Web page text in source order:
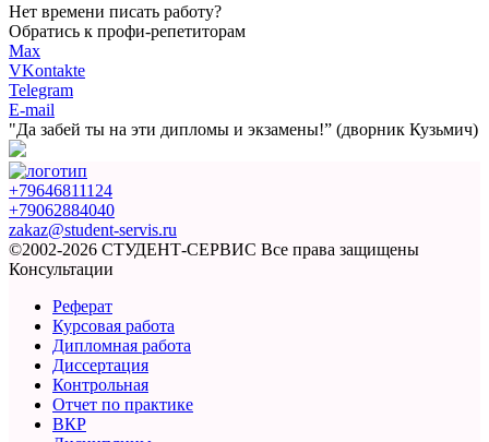
Нет времени писать работу?
Обратись к профи-репетиторам
Max
VKontakte
Telegram
E-mail
"Да забей ты на эти дипломы и экзамены!” (дворник Кузьмич)
+79646811124
+79062884040
zakaz@student-servis.ru
©2002-2026 СТУДЕНТ-СЕРВИС Все права защищены
Консультации
Реферат
Курсовая работа
Дипломная работа
Диссертация
Контрольная
Отчет по практике
ВКР